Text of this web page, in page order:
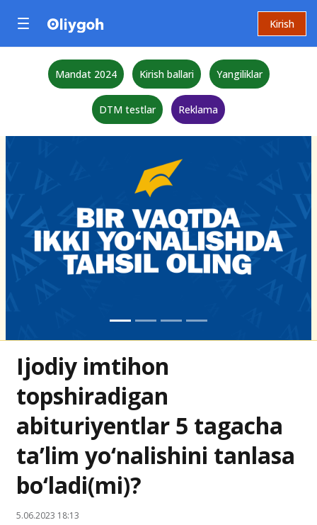
Kirish
Mandat 2024 Kirish ballari Yangiliklar
DTM testlar Reklama
Ijodiy imtihon
topshiradigan
abituriyentlar 5 tagacha
ta’lim yo‘nalishini tanlasa
bo‘ladi(mi)?
5.06.2023 18:13